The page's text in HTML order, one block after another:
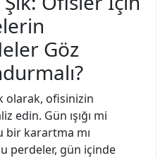
Göz
olarak, ofisinizin
edin. Gün ışığı mi
bir karartma mı
perdeler, gün içinde